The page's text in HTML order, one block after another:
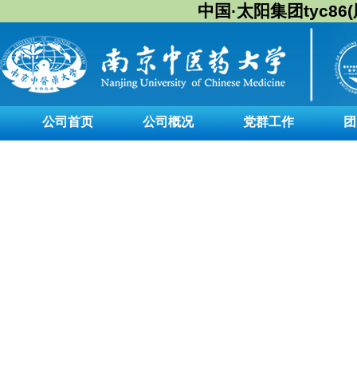
中国·太阳集团
公司首页 公司概况 党群工作